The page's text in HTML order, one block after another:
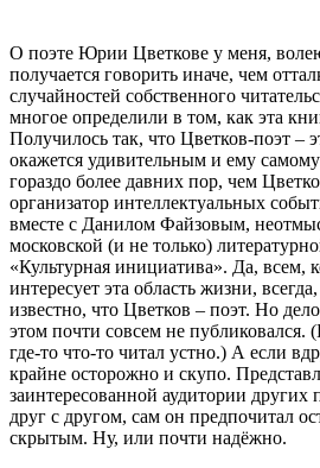
О поэте Юрии Цветкове у меня,
получается говорить иначе, чем
случайностей собственного
многое определили в том, как эта
Получилось так, что Цветков-поэт –
окажется удивительным и ему
гораздо более давних пор, чем
организатор интеллектуальных
вместе с Данилом Файзовым,
московской (и не только)
«Культурная инициатива». Да, всем,
интересует эта область жизни,
известно, что Цветков – поэт. Но
этом почти совсем не публиковался.
где-то что-то читал устно.) А если
крайне осторожно и скупо.
заинтересованной аудитории других
друг с другом, сам он предпочитал
скрытым. Ну, или почти надёжно.